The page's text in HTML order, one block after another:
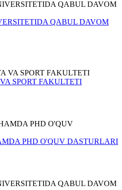
QABUL DAVOM
SPORT FAKULTETI
PHD O'QUV DASTURLARI